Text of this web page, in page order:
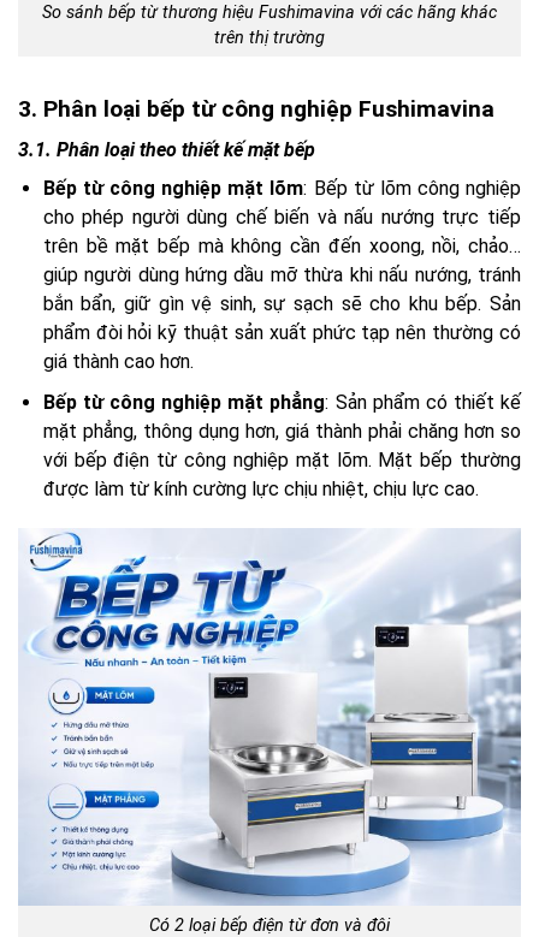
So sánh bếp từ thương hiệu Fushimavina với các hãng khác
trên thị trường
3. Phân loại bếp từ công nghiệp Fushimavina
3.1. Phân loại theo thiết kế mặt bếp
Bếp từ công nghiệp mặt lõm: Bếp từ lõm công nghiệp
cho phép người dùng chế biến và nấu nướng trực tiếp
trên bề mặt bếp mà không cần đến xoong, nồi, chảo…
giúp người dùng hứng dầu mỡ thừa khi nấu nướng, tránh
bắn bẩn, giữ gìn vệ sinh, sự sạch sẽ cho khu bếp. Sản
phẩm đòi hỏi kỹ thuật sản xuất phức tạp nên thường có
giá thành cao hơn.
Bếp từ công nghiệp mặt phẳng: Sản phẩm có thiết kế
mặt phẳng, thông dụng hơn, giá thành phải chăng hơn so
với bếp điện từ công nghiệp mặt lõm. Mặt bếp thường
được làm từ kính cường lực chịu nhiệt, chịu lực cao.
Có 2 loại bếp điện từ đơn và đôi